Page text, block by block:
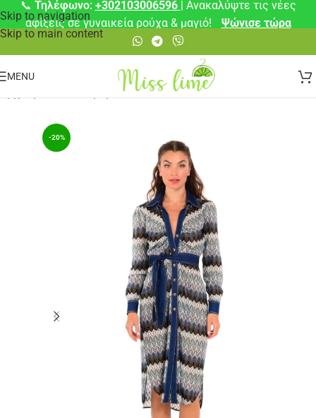
Skip to navigation
Skip to main content
📞 Τηλέφωνο: +302103006596 | Ανακαλύψτε τις νέες
αφίξεις σε γυναικεία ρούχα & μαγιό!
Ψώνισε τώρα
MENU
Φορέματα
-20%